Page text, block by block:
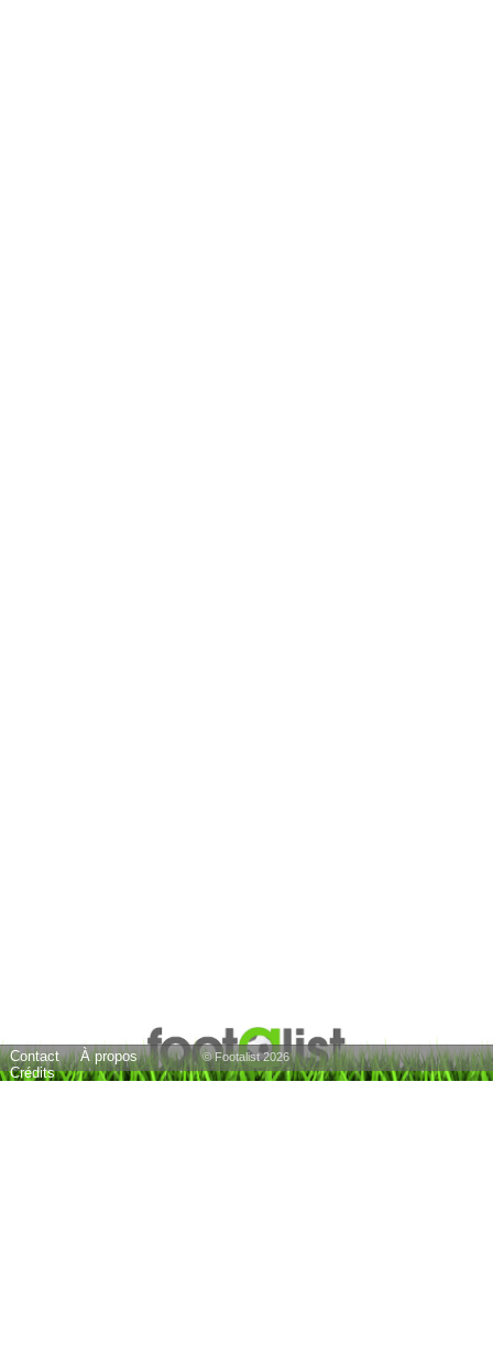
Contact
À propos
Crédits
© Footalist 2026